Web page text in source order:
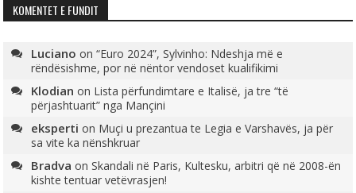
KOMENTET E FUNDIT
Luciano on“Euro 2024”, Sylvinho: Ndeshja më e
rëndësishme, por në nëntor vendoset kualifikimi
Klodian on Lista përfundimtare e Italisë, ja tre “të
përjashtuarit” nga Mançini
eksperti on Muçi u prezantua te Legia e Varshavës, ja për
sa vite ka nënshkruar
Bradva onSkandali në Paris, Kultesku, arbitri që në 2008-ën
kishte tentuar vetëvrasjen!